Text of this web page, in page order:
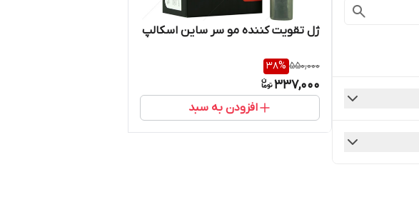
ژل تقویت کننده مو سر ساین اسکالپ
550,000
38%
337,000
افزودن به سبد